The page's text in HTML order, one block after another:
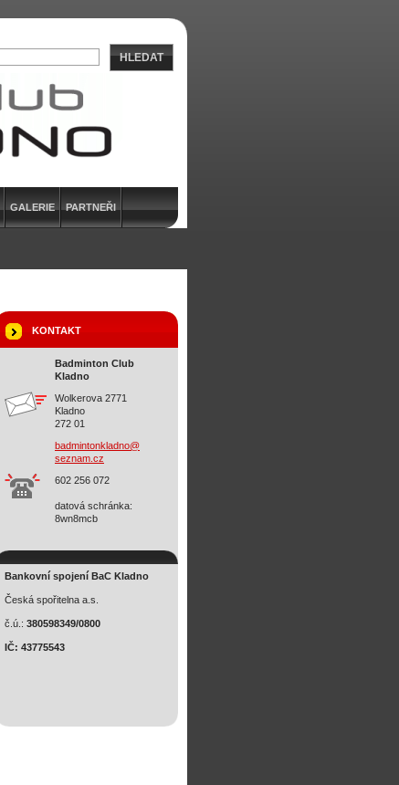
GALERIE PARTNEŘI
KONTAKT
Badminton Club
Kladno
Wolkerova 2771
Kladno
272 01
badmintonkladno@
seznam.cz
602 256 072
datová schránka:
8wn8mcb
Bankovní spojení BaC Kladno
Česká spořitelna a.s.
č.ú.: 380598349/0800
IČ: 43775543
HLEDAT